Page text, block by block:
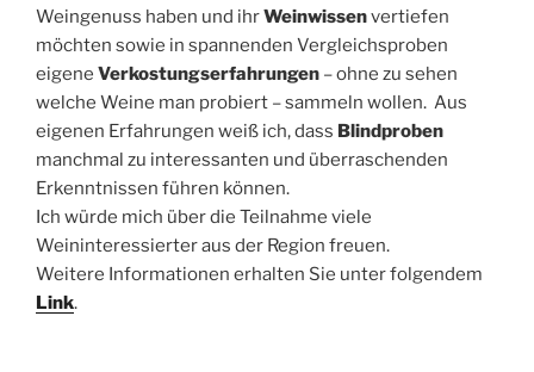
Weingenuss haben und ihrWeinwissenvertiefen
möchten sowie in spannenden Vergleichsproben
eigene Verkostungserfahrungen – ohne zu sehen
welche Weine man probiert – sammeln wollen. Aus
eigenen Erfahrungen weiß ich, dass Blindproben
manchmal zu interessanten und überraschenden
Erkenntnissen führen können.
Ich würde mich über die Teilnahme viele
Weininteressierter aus der Region freuen.
Weitere Informationen erhalten Sie unter folgendem
Link.